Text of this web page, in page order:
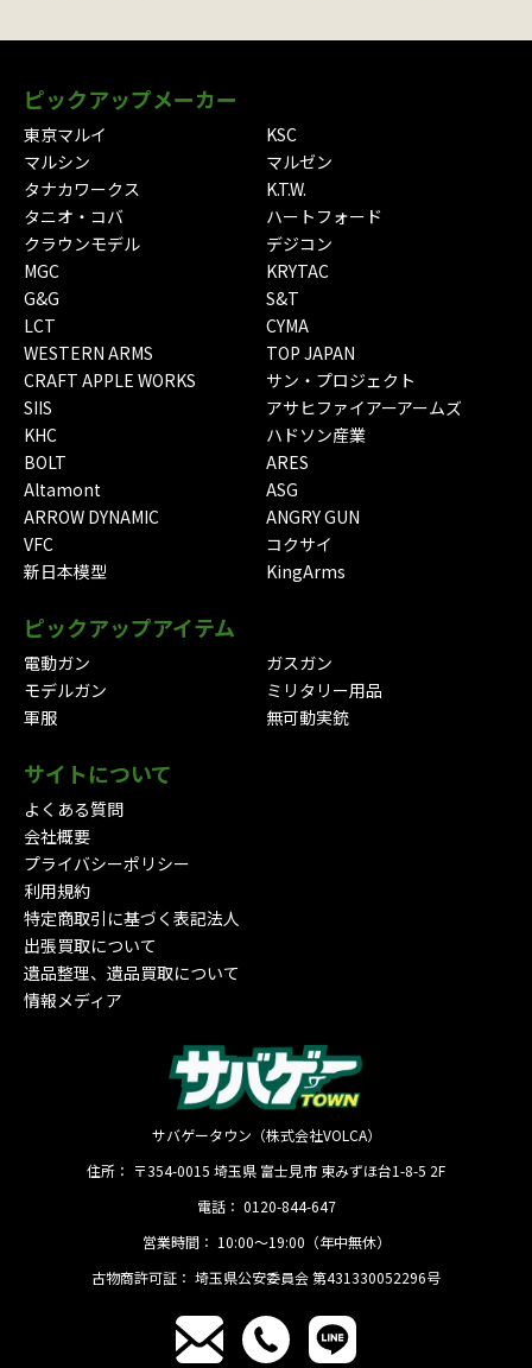
ピックアップメーカー
東京マルイ
KSC
マルシン
マルゼン
タナカワークス
K.T.W.
タニオ・コバ
ハートフォード
クラウンモデル
デジコン
MGC
KRYTAC
G&G
S&T
LCT
CYMA
WESTERN ARMS
TOP JAPAN
CRAFT APPLE WORKS
サン・プロジェクト
SIIS
アサヒファイアーアームズ
KHC
ハドソン産業
BOLT
ARES
Altamont
ASG
ARROW DYNAMIC
ANGRY GUN
VFC
コクサイ
新日本模型
KingArms
ピックアップアイテム
電動ガン
ガスガン
モデルガン
ミリタリー用品
軍服
無可動実銃
サイトについて
よくある質問
会社概要
プライバシーポリシー
利用規約
特定商取引に基づく表記法人
出張買取について
遺品整理、遺品買取について
情報メディア
サバゲータウン（株式会社VOLCA）
住所： 〒354-0015 埼玉県 富士見市 東みずほ台1-8-5 2F
電話： 0120-844-647
営業時間： 10:00〜19:00（年中無休）
古物商許可証： 埼玉県公安委員会 第431330052296号